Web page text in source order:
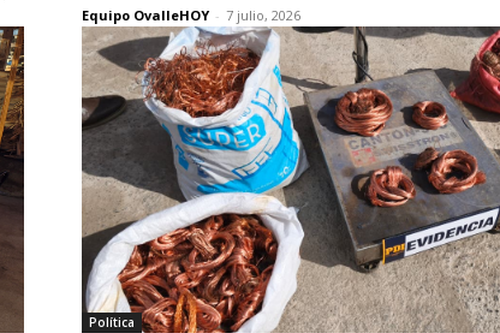
Equipo OvalleHOY - 7 julio, 2026
Política